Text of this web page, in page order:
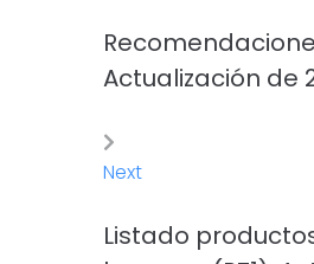
Actualización de
Next
Listado